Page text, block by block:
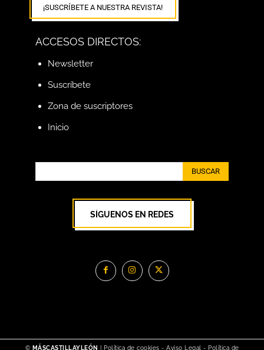
¡SUSCRÍBETE A NUESTRA REVISTA!
ACCESOS DIRECTOS:
Newsletter
Suscríbete
Zona de suscriptores
Inicio
BUSCAR
SÍGUENOS EN REDES
© MÁSCASTILLAYLEÓN Política de cookies - Aviso Legal - Política de